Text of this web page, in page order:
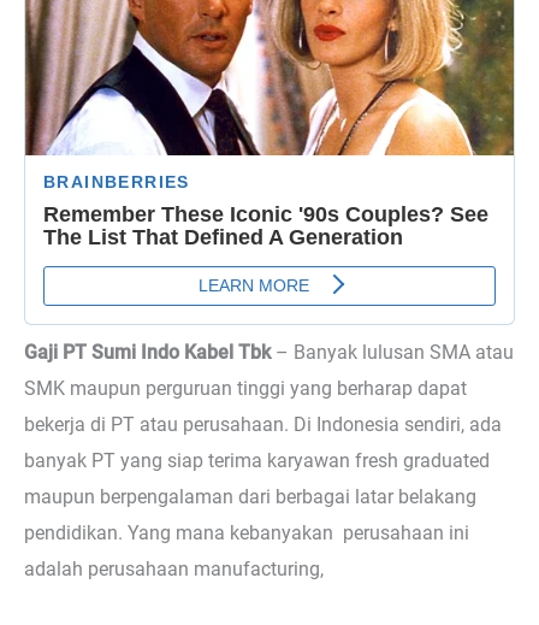
Gaji PT Sumi Indo Kabel Tbk– Banyak lulusan SMA atau
SMK maupun perguruan tinggi yang berharap dapat
bekerja di PT atau perusahaan. Di Indonesia sendiri, ada
banyak PT yang siap terima karyawan fresh graduated
maupun berpengalaman dari berbagai latar belakang
pendidikan. Yang mana kebanyakan perusahaan ini
adalah perusahaan manufacturing,